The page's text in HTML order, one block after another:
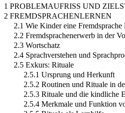
1 PROBLEMAUFRISS UND
2 FREMDSPRACHENLERNEN
2.1 Wie Kinder eine Fremdsprache
2.2 Fremdsprachenerwerb in der
2.3 Wortschatz
2.4 Sprachverstehen und
2.5 Exkurs: Rituale
2.5.1 Ursprung und Herkunft
2.5.2 Routinen und Rituale in
2.5.3 Rituale und die kindliche
2.5.4 Merkmale und Funktion